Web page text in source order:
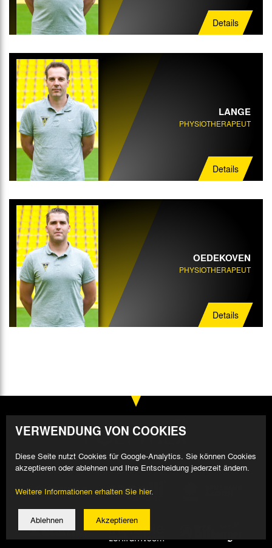
Details
LANGE
PHYSIOTHERAPEUT
Details
OEDEKOVEN
PHYSIOTHERAPEUT
Details
VERWENDUNG VON COOKIES
Diese Seite nutzt Cookies für Google-Analytics. Sie können Cookies
akzeptieren oder ablehnen und Ihre Entscheidung jederzeit ändern.
Weitere Informationen erhalten Sie hier.
Ablehnen Akzeptieren